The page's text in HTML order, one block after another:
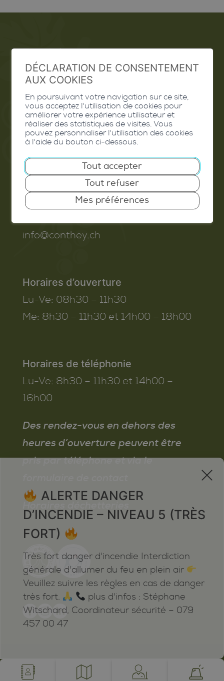
Emploi
Contact
Extranet
Valais Excellence
Commune de Conthey
Route de Savoie 54
1975
St-Séverin
info@conthey.ch
Horaires d’ouverture
Lu-Ve: 08h30 – 11h30
Me: 8h30 – 11h30 et 14h00 – 18h00
Horaires de téléphonie
Lu-Ve: 8h30 – 11h30 et 14h00 –
16h00
Des rendez-vous en dehors des
heures d’ouverture peuvent être
pris par téléphone et via le
Horaires déchetteries
powered by /BOOMERANG
x
ALERTE DANGER
D’INCENDIE – NIVEAU 5 (TRÈS
FORT)
Très fort danger d'incendie Interdiction
générale d'allumer du feu en plein air
Veuillez suivre les règles en cas de danger
très fort.
plus d'infos : Stéphane
Witschard, Coordinateur sécurité – 079
457 00 47
DÉCLARATION DE CONSENTEMENT
AUX COOKIES
En poursuivant votre navigation sur ce site,
vous acceptez l'utilisation de cookies pour
améliorer votre expérience utilisateur et
réaliser des statistiques de visites. Vous
pouvez personnaliser l'utilisation des cookies
à l'aide du bouton ci-dessous.
Tout accepter
Tout refuser
Mes préférences